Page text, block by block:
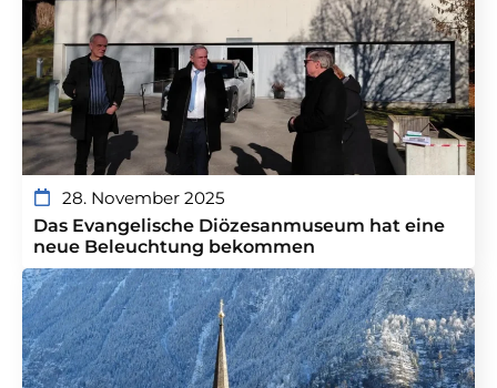
28. November 2025
Das Evangelische Diözesanmuseum hat eine
neue Beleuchtung bekommen